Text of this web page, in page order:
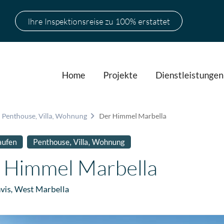
Ihre Inspektionsreise zu 100% erstattet
Home Projekte Dienstleistungen
Penthouse, Villa, Wohnung Der Himmel Marbella
Penthouse,Villa,Wohnung
Marbella
,West Marbella